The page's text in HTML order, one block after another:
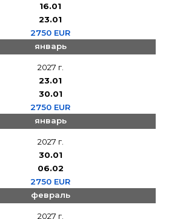
16.01
23.01
2750 EUR
январь
2027 г.
23.01
30.01
2750 EUR
январь
2027 г.
30.01
06.02
2750 EUR
февраль
2027 г.